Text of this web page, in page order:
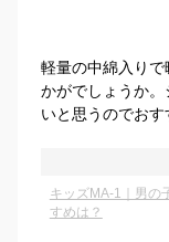
軽量の中綿入り
かがでしょうか
いと思うのでおす
キッズMA-1｜男の
すめは？